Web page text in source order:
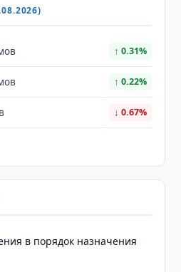
↑ 0.31%
↑ 0.22%
↓ 0.67%
в порядок назначения